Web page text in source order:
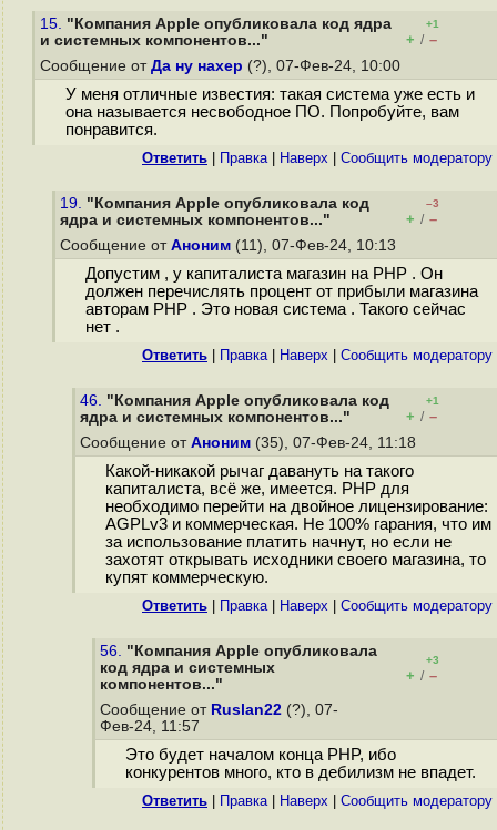
15. "Компания Apple опубликовала код ядра
и системных компонентов..."
+1
+ / –
Сообщение от Да ну нахер (?), 07-Фев-24, 10:00
У меня отличные известия: такая система уже есть и
она называется несвободное ПО. Попробуйте, вам
понравится.
Ответить Правка| Наверх Cообщить модератору
19. "Компания Apple опубликовала код
ядра и системных компонентов..."
–3
+ / –
Сообщение от Аноним (11), 07-Фев-24, 10:13
Допустим , у капиталиста магазин на PHP . Он
должен перечислять процент от прибыли магазина
авторам PHP . Это новая система . Такого сейчас
нет .
Ответить Правка| Наверх Cообщить модератору
46. "Компания Apple опубликовала код
ядра и системных компонентов..."
+1
+ / –
Сообщение от Аноним (35), 07-Фев-24, 11:18
Какой-никакой рычаг давануть на такого
капиталиста, всё же, имеется. PHP для
необходимо перейти на двойное лицензирование:
AGPLv3 и коммерческая. Не 100% гарания, что им
за использование платить начнут, но если не
захотят открывать исходники своего магазина, то
купят коммерческую.
Ответить Правка| Наверх Cообщить модератору
56. "Компания Apple опубликовала
код ядра и системных
компонентов..."
+3
+ / –
Сообщение от Ruslan22 (?), 07-
Фев-24, 11:57
Это будет началом конца PHP, ибо
конкурентов много, кто в дебилизм не впадет.
Ответить Правка| Наверх Cообщить модератору